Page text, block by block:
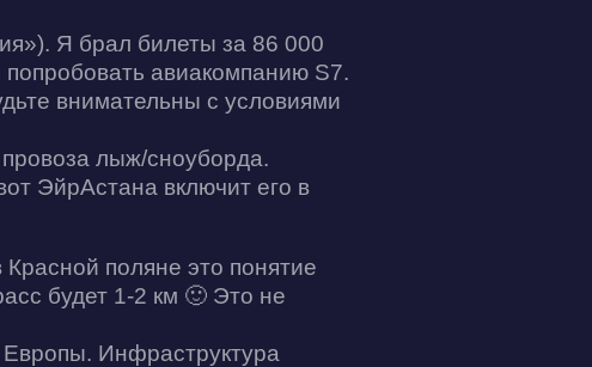
Я брал билеты за 86 000
авиакомпанию S7.
внимательны с условиями
лыж/сноуборда.
ЭйрАстана включит его в
поляне это понятие
будет 1-2 км 🙂 Это не
Инфраструктура